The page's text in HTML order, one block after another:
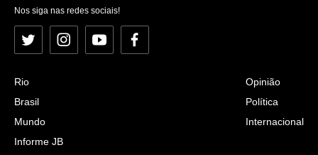
Nos siga nas redes sociais!
Twitter InstagramYouTubeFacebook
Rio
Brasil
Mundo
Informe JB
Opinião
Política
Internacional